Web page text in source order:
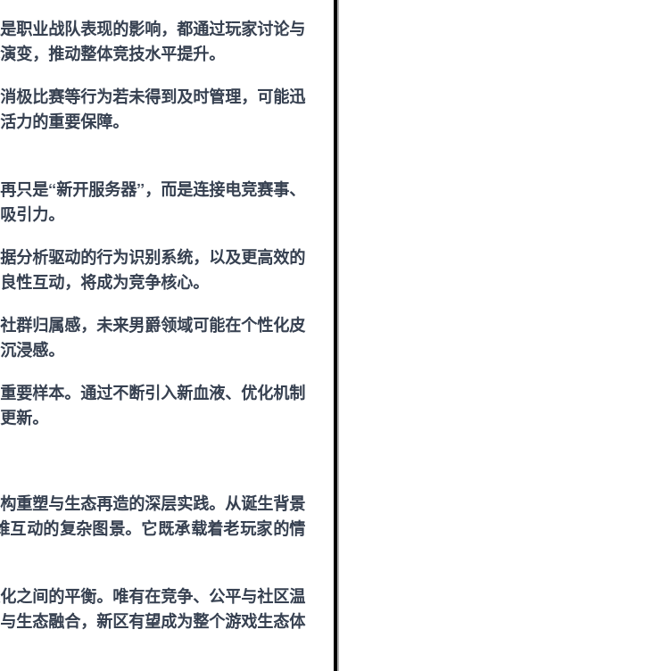
职业战队表现的影响，都通过玩家讨论与
变，推动整体竞技水平提升。
极比赛等行为若未得到及时管理，可能迅
力的重要保障。
是“新开服务器”，而是连接电竞赛事、
引力。
分析驱动的行为识别系统，以及更高效的
性互动，将成为竞争核心。
群归属感，未来男爵领域可能在个性化皮
浸感。
要样本。通过不断引入新血液、优化机制
新。
重塑与生态再造的深层实践。从诞生背景
动的复杂图景。它既承载着老玩家的情
之间的平衡。唯有在竞争、公平与社区温
生态融合，新区有望成为整个游戏生态体